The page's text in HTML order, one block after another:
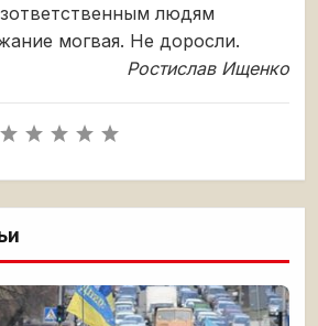
людям
могвая. Не доросли.
Ростислав Ищенко